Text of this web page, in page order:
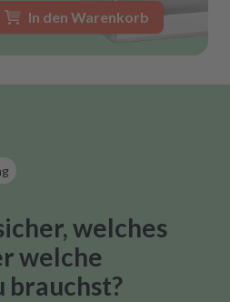
In den Warenkorb
welches
welche
brauchst?